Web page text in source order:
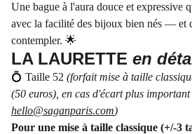
Une bague à l'aura douce et expressive
avec la facilité des bijoux bien nés — et
contempler. 🌟
LA LAURETTE en
💍 Taille 52 (forfait mise à taille
(50 euros), en cas d'écart plus
hello@saganparis.com)
Pour une mise à taille classique (+/-3